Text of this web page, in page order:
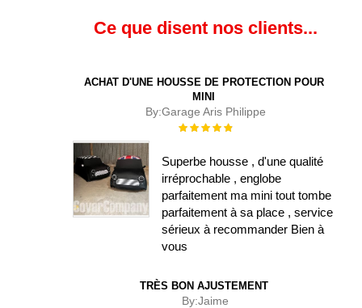
Ce que disent nos clients...
ACHAT D'UNE HOUSSE DE PROTECTION POUR
MINI
By:Garage Aris Philippe
Évaluation :
Superbe housse , d'une qualité
irréprochable , englobe
parfaitement ma mini tout tombe
parfaitement à sa place , service
sérieux à recommander Bien à
vous
TRÈS BON AJUSTEMENT
By:Jaime